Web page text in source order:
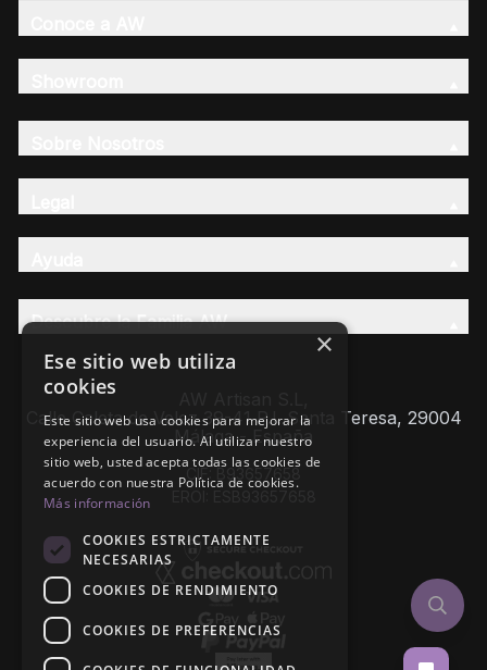
Descubre la Familia AW
Calle Caleta de Velez 39-41 P.I. Santa Teresa, 29004
Málaga - España
CIF: B93657658
×
Ese sitio web utiliza
cookies
Este sitio web usa cookies para mejorar la
experiencia del usuario. Al utilizar nuestro
sitio web, usted acepta todas las cookies de
acuerdo con nuestra Política de cookies.
Más información
COOKIES ESTRICTAMENTE
NECESARIAS
COOKIES DE RENDIMIENTO
COOKIES DE PREFERENCIAS